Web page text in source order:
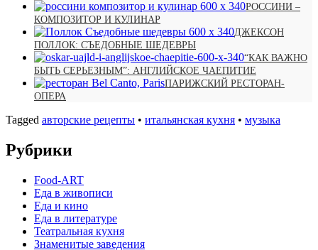
РОССИНИ –
КОМПОЗИТОР И КУЛИНАР
ДЖЕКСОН
ПОЛЛОК: СЪЕДОБНЫЕ ШЕДЕВРЫ
“КАК ВАЖНО
БЫТЬ СЕРЬЕЗНЫМ”: АНГЛИЙСКОЕ ЧАЕПИТИЕ
ПАРИЖСКИЙ РЕСТОРАН-
ОПЕРА
Tagged авторские рецепты • итальянская кухня • музыка
Рубрики
Food-ART
Еда в живописи
Еда и кино
Еда в литературе
Театральная кухня
Знаменитые заведения